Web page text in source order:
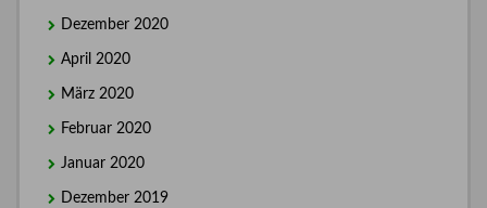
Dezember 2020
April 2020
März 2020
Februar 2020
Januar 2020
Dezember 2019